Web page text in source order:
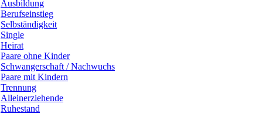
Ausbildung
Berufseinstieg
Selbständigkeit
Single
Heirat
Paare ohne Kinder
Schwangerschaft / Nachwuchs
Paare mit Kindern
Trennung
Alleinerziehende
Ruhestand